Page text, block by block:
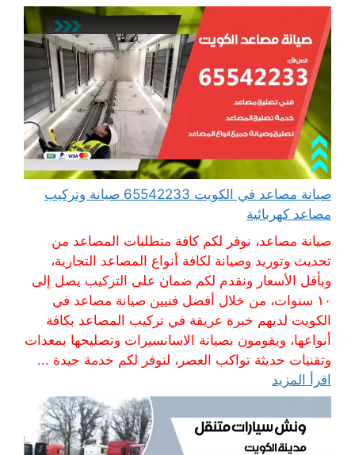
صيانة مصاعد في الكويت 65542233 صيانة وتركيب
مصاعد كهربائية
صيانة مصاعد، نوفر لكم كافة متطلبات المصاعد من
تحديث وتوريد وصيانة لكافة أنواع المصاعد التجارية،
وبأقل الأسعار ونقدم لكم ضمان على التركيب يصل إلى
١٠ سنوات، من خلال أفضل فنيين صيانة مصاعد في
الكويت لديهم خبرة عريقة في تركيب المصاعد بكافة
أنواعها، ويقومون بصيانة الاسانسيرات وتصليحها بمعدات
وتقنيات حديثة تواكب العصر، لنوفر لكم خدمة جيدة ...
اقرأ المزيد